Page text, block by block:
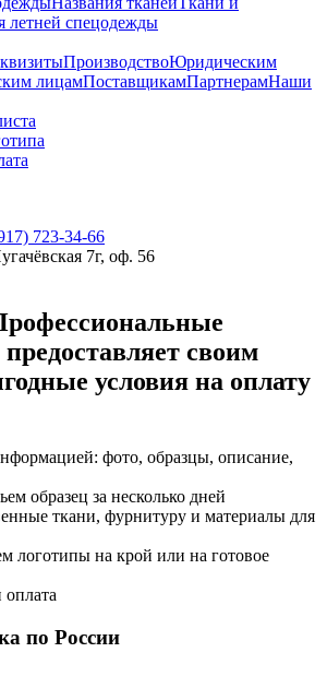
летней спецодежды
ПроизводствоЮридическим
лицамПоставщикамПартнерамНаши
723-34-66
7г, оф. 56
своим
условия на оплату
фото, образцы, описание,
образец за несколько дней
ткани, фурнитуру и материалы для
логотипы на крой или на готовое
оплата
по России